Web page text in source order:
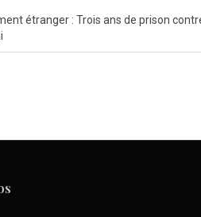
étranger : Trois ans de prison